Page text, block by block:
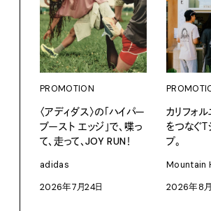
PROMOTION
〈アディダス〉の「ハイパー
ブースト エッジ」で、喋っ
て、走って、JOY RUN！
adidas
2026年7月24日
カリフォ
をつなぐ
プ。
Mountain
2026年8月